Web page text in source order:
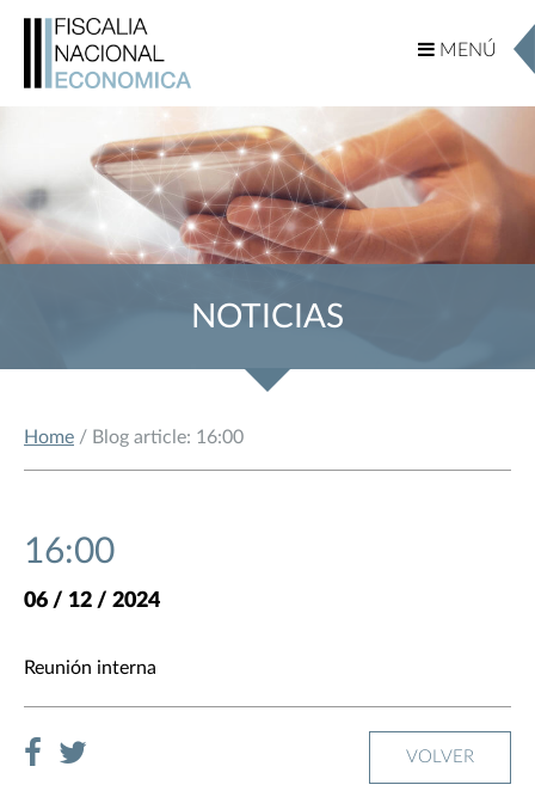
MENÚ
MENÚ
NOTICIAS
Home / Blog article: 16:00
16:00
06 / 12 / 2024
Reunión interna
VOLVER